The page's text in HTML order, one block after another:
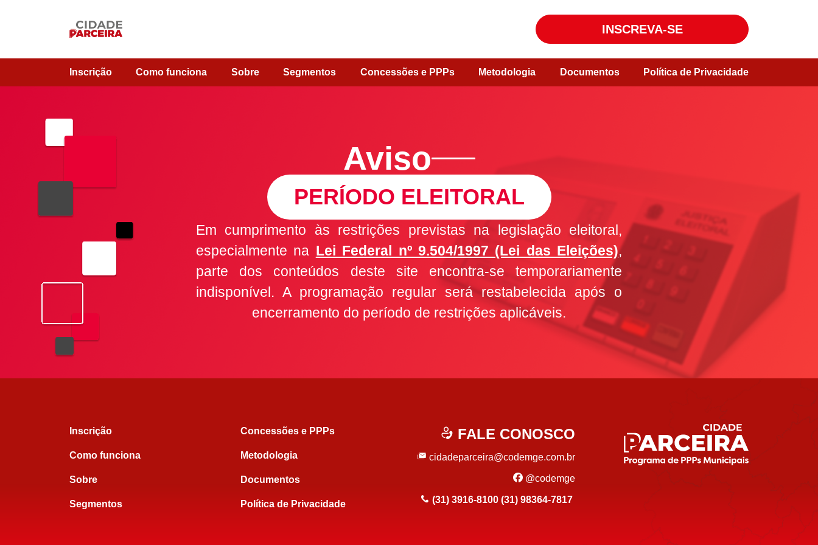
INSCREVA-SE
Inscrição Como funciona Sobre Segmentos Concessões e PPPs Metodologia Documentos Política de Privacidade
Aviso
PERÍODO ELEITORAL
Em cumprimento às restrições previstas na legislação eleitoral,
especialmente na Lei Federal nº 9.504/1997 (Lei das Eleições),
parte dos conteúdos deste site encontra-se temporariamente
indisponível. A programação regular será restabelecida após o
encerramento do período de restrições aplicáveis.
Inscrição
Como funciona
Sobre
Segmentos
Concessões e PPPs
Metodologia
Documentos
Política de Privacidade
FALE CONOSCO
cidadeparceira@codemge.com.br
facebook
@codemge
(31) 3916-8100 (31) 98364-7817